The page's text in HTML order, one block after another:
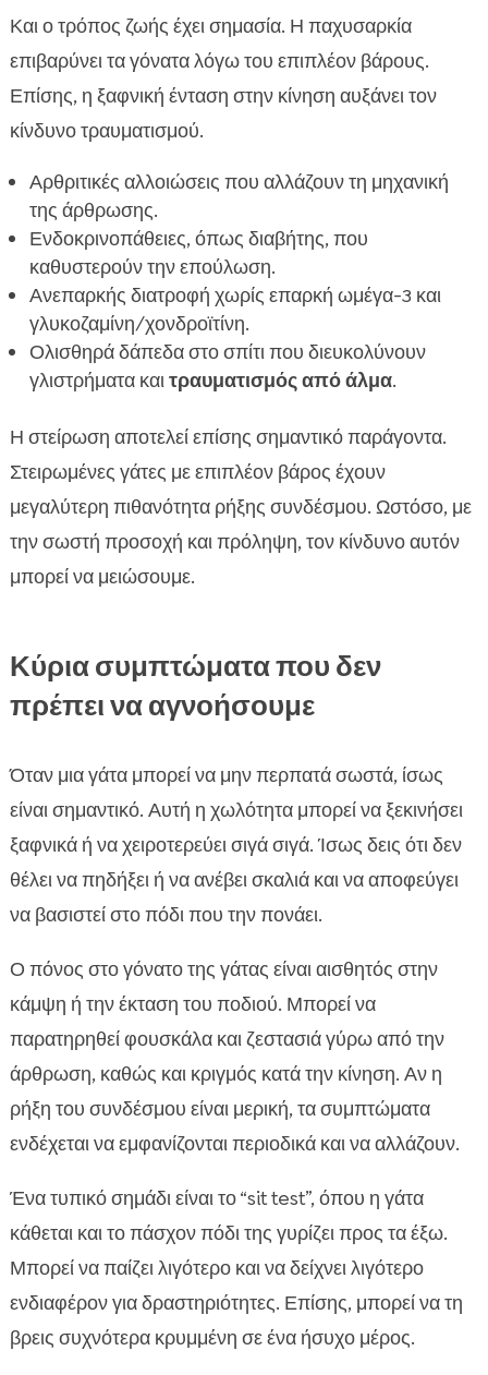
Και ο τρόπος ζωής έχει σημασία. Η παχυσαρκία
επιβαρύνει τα γόνατα λόγω του επιπλέον βάρους.
Επίσης, η ξαφνική ένταση στην κίνηση αυξάνει τον
κίνδυνο τραυματισμού.
Αρθριτικές αλλοιώσεις που αλλάζουν τη μηχανική
της άρθρωσης.
Ενδοκρινοπάθειες, όπως διαβήτης, που
καθυστερούν την επούλωση.
Ανεπαρκής διατροφή χωρίς επαρκή ωμέγα-3 και
γλυκοζαμίνη/χονδροϊτίνη.
Ολισθηρά δάπεδα στο σπίτι που διευκολύνουν
γλιστρήματα καιτραυματισμός από άλμα.
Η στείρωση αποτελεί επίσης σημαντικό παράγοντα.
Στειρωμένες γάτες με επιπλέον βάρος έχουν
μεγαλύτερη πιθανότητα ρήξης συνδέσμου. Ωστόσο, με
την σωστή προσοχή και πρόληψη, τον κίνδυνο αυτόν
μπορεί να μειώσουμε.
Κύρια συμπτώματα που δεν
πρέπει να αγνοήσουμε
Όταν μια γάτα μπορεί να μην περπατά σωστά, ίσως
είναι σημαντικό. Αυτή η χωλότητα μπορεί να ξεκινήσει
ξαφνικά ή να χειροτερεύει σιγά σιγά. Ίσως δεις ότι δεν
θέλει να πηδήξει ή να ανέβει σκαλιά και να αποφεύγει
να βασιστεί στο πόδι που την πονάει.
Ο πόνος στο γόνατο της γάτας είναι αισθητός στην
κάμψη ή την έκταση του ποδιού. Μπορεί να
παρατηρηθεί φουσκάλα και ζεστασιά γύρω από την
άρθρωση, καθώς και κριγμός κατά την κίνηση. Αν η
ρήξη του συνδέσμου είναι μερική, τα συμπτώματα
ενδέχεται να εμφανίζονται περιοδικά και να αλλάζουν.
Ένα τυπικό σημάδι είναι το “sit test”, όπου η γάτα
κάθεται και το πάσχον πόδι της γυρίζει προς τα έξω.
Μπορεί να παίζει λιγότερο και να δείχνει λιγότερο
ενδιαφέρον για δραστηριότητες. Επίσης, μπορεί να τη
βρεις συχνότερα κρυμμένη σε ένα ήσυχο μέρος.